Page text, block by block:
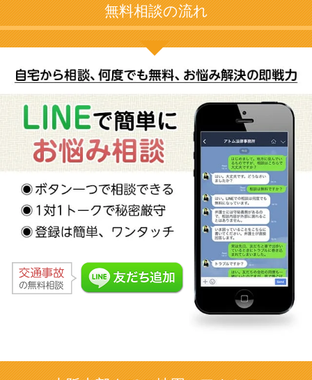
無料相談の流れ